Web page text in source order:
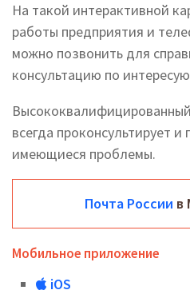
На такой интерактивной
работы предприятия и
можно позвонить для
консультацию по
всегда проконсультирует
имеющиеся проблемы.
Почта России в
Мобильное приложение
iOS